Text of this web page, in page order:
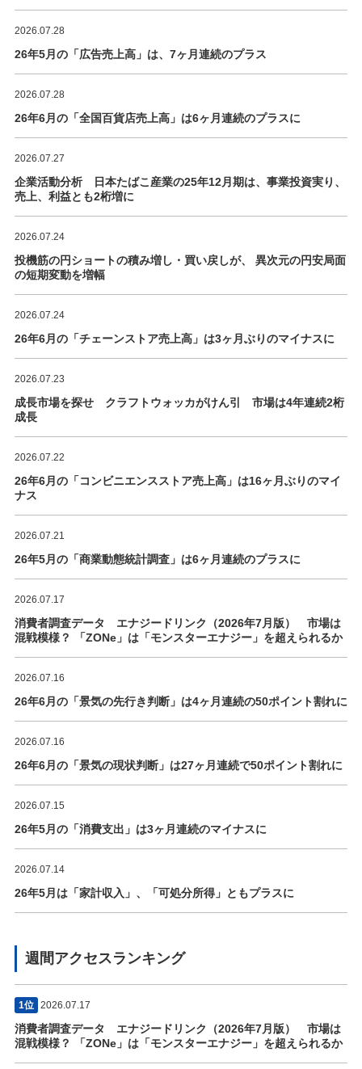
2026.07.28
26年5月の「広告売上高」は、7ヶ月連続のプラス
2026.07.28
26年6月の「全国百貨店売上高」は6ヶ月連続のプラスに
2026.07.27
企業活動分析 日本たばこ産業の25年12月期は、事業投資実り、
売上、利益とも2桁増に
2026.07.24
投機筋の円ショートの積み増し・買い戻しが、 異次元の円安局面
の短期変動を増幅
2026.07.24
26年6月の「チェーンストア売上高」は3ヶ月ぶりのマイナスに
2026.07.23
成長市場を探せ クラフトウォッカがけん引 市場は4年連続2桁
成長
2026.07.22
26年6月の「コンビニエンスストア売上高」は16ヶ月ぶりのマイ
ナス
2026.07.21
26年5月の「商業動態統計調査」は6ヶ月連続のプラスに
2026.07.17
消費者調査データ エナジードリンク（2026年7月版） 市場は
混戦模様？ 「ZONe」は「モンスターエナジー」を超えられるか
2026.07.16
26年6月の「景気の先行き判断」は4ヶ月連続の50ポイント割れに
2026.07.16
26年6月の「景気の現状判断」は27ヶ月連続で50ポイント割れに
2026.07.15
26年5月の「消費支出」は3ヶ月連続のマイナスに
2026.07.14
26年5月は「家計収入」、「可処分所得」ともプラスに
週間アクセスランキング
1位 2026.07.17
消費者調査データ エナジードリンク（2026年7月版） 市場は
混戦模様？ 「ZONe」は「モンスターエナジー」を超えられるか